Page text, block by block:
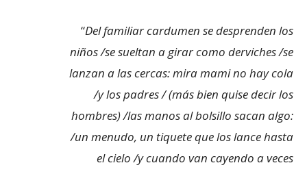
“Del familiar cardumen se desprenden los
niños /se sueltan a girar como derviches /se
lanzan a las cercas: mira mami no hay cola
/y los padres / (más bien quise decir los
hombres) /las manos al bolsillo sacan algo:
/un menudo, un tiquete que los lance hasta
el cielo /y cuando van cayendo a veces